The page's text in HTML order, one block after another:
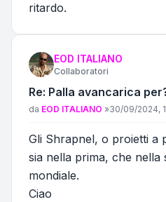
ritardo.
EOD ITALIANO
Collaboratori
Re: Palla avancarica
Messaggio
da EOD ITALIANO »30/09/2024,
Gli Shrapnel, o proietti a
sia nella prima, che nella
mondiale.
Ciao